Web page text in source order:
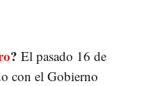
? El pasado 16 de
con el Gobierno